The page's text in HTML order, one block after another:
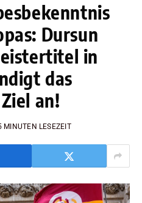
Dursun
in
das
an!
MINUTEN LESEZEIT